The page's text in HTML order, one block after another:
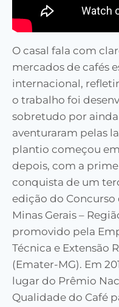
O casal fala com
mercados de cafés
internacional,
o trabalho foi
sobretudo por ainda
aventuraram pelas
plantio começou em
depois, com a
conquista de um
edição do Concurso
Minas Gerais –
promovido pela
Técnica e Extensão
(Emater-MG). Em
lugar do Prêmio
Qualidade do Café